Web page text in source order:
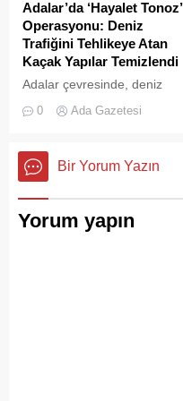
Adalar’da ‘Hayalet Tonoz’
Operasyonu: Deniz
Trafiğini Tehlikeye Atan
Kaçak Yapılar Temizlendi
Adalar çevresinde, deniz
trafiğini tehlikeye sokan ve
çevre kirliliğine neden olan
geniş çaplı bir temizlik ve
denetim operasyonu
0 Ada Gazetesi
Bir Yorum Yazın
Yorum yapın